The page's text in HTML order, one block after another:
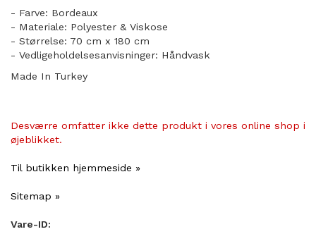
- Farve: Bordeaux
- Materiale: Polyester & Viskose
- Størrelse: 70 cm x 180 cm
- Vedligeholdelsesanvisninger: Håndvask
Made In Turkey
Desværre omfatter ikke dette produkt i vores online shop i
øjeblikket.
Til butikken hjemmeside »
Sitemap »
Vare-ID: